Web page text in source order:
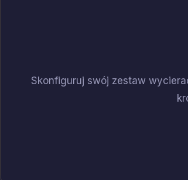
Skonfiguruj swój zestaw